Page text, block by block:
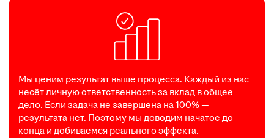
Мы ценим результат выше процесса. Каждый из нас
несёт личную ответственность за вклад в общее
дело. Если задача не завершена на 100% —
результата нет. Поэтому мы доводим начатое до
конца и добиваемся реального эффекта.